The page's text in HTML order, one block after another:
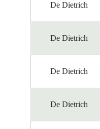
De Dietrich
De Dietrich
De Dietrich
De Dietrich